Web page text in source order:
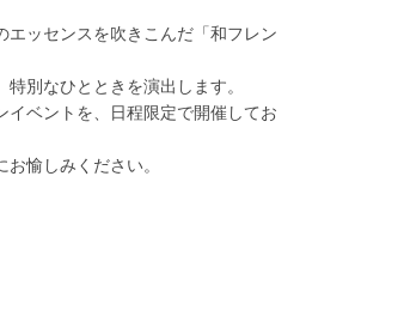
ッセンスを吹きこんだ「和フレン
別なひとときを演出します。
ベントを、日程限定で開催してお
愉しみください。